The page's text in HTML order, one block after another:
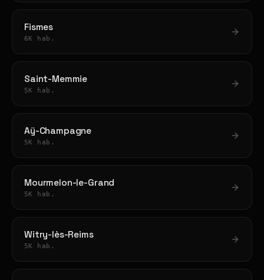
Fismes
6K hab.
Saint-Memmie
5K hab.
Aÿ-Champagne
5K hab.
Mourmelon-le-Grand
5K hab.
Witry-lès-Reims
5K hab.